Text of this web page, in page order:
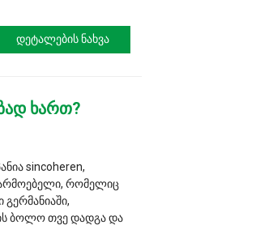
Დეტალების Ნახვა
ხართ?
sincoheren,
რომელიც
ბოლო თვე დადგა და